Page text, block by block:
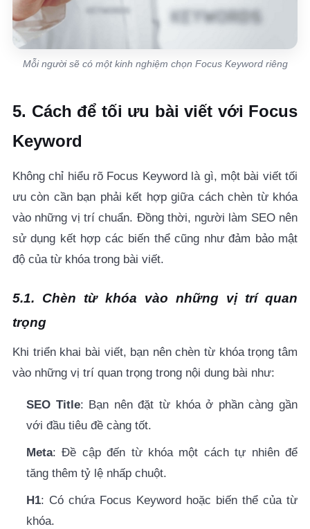
Mỗi người sẽ có một kinh nghiệm chọn Focus Keyword riêng
5. Cách để tối ưu bài viết với Focus
Keyword
Không chỉ hiểu rõ Focus Keyword là gì, một bài viết tối
ưu còn cần bạn phải kết hợp giữa cách chèn từ khóa
vào những vị trí chuẩn. Đồng thời, người làm SEO nên
sử dụng kết hợp các biến thể cũng như đảm bảo mật
độ của từ khóa trong bài viết.
5.1. Chèn từ khóa vào những vị trí quan
trọng
Khi triển khai bài viết, bạn nên chèn từ khóa trọng tâm
vào những vị trí quan trọng trong nội dung bài như:
SEO Title: Bạn nên đặt từ khóa ở phần càng gần
với đầu tiêu đề càng tốt.
Meta: Đề cập đến từ khóa một cách tự nhiên để
tăng thêm tỷ lệ nhấp chuột.
H1: Có chứa Focus Keyword hoặc biến thể của từ
khóa.